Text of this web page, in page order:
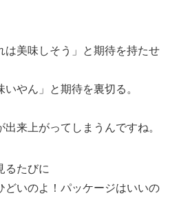
は美味しそう」と期待を持たせ
やん」と期待を裏切る。
来上がってしまうんですね。
るたびに
どいのよ！パッケージはいいの